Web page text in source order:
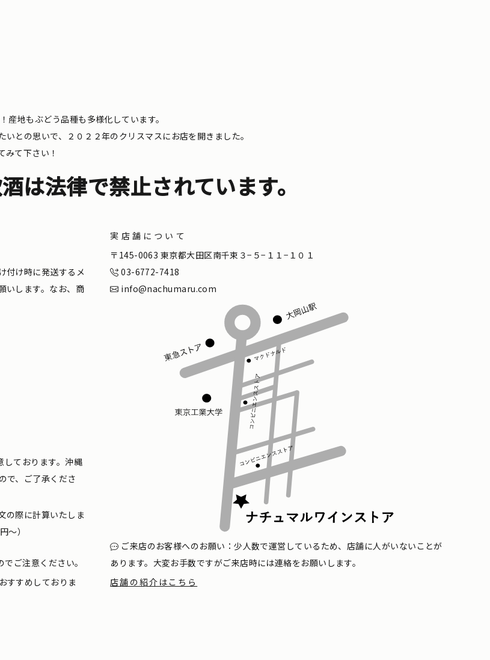
産地もぶどう品種も多様化しています。
との思いで、２０２２年のクリスマスにお店を開きました。
て下さい！
は法律で禁止されています。
付け時に発送するメ
いします。なお、商
しております。沖縄
で、ご了承くださ
の際に計算いたしま
〜）
ご注意ください。
すすめしておりま
実店舗について
〒145-0063 東京都大田区南千束３−５−１１−１０１
03-6772-7418
info@nachumaru.com
ご来店のお客様へのお願い：少人数で運営しているため、店舗に人がいないことが
あります。大変お手数ですがご来店時には連絡をお願いします。
店舗の紹介はこちら